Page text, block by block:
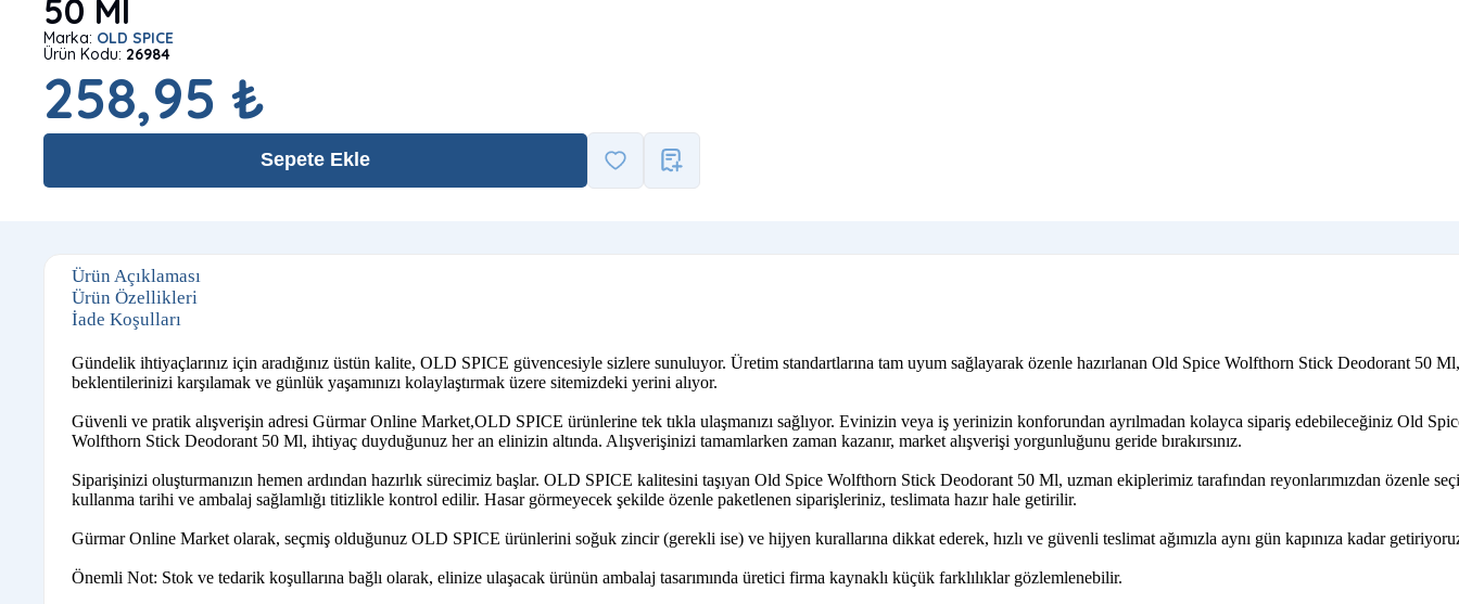
50 Ml
Marka: OLD SPICE
Ürün Kodu: 26984
258,95 ₺
Sepete Ekle
Ürün Açıklaması
Ürün Özellikleri
İade Koşulları
Gündelik ihtiyaçlarınız için aradığınız üstün kalite, OLD SPICE güvencesiyle sizlere sunuluyor. Üretim standartlarına tam uyum sağlayarak özenle hazırlanan Old Spice Wolfthorn Stick Deodorant 50 Ml,
beklentilerinizi karşılamak ve günlük yaşamınızı kolaylaştırmak üzere sitemizdeki yerini alıyor.
Güvenli ve pratik alışverişin adresi Gürmar Online Market,OLD SPICE ürünlerine tek tıkla ulaşmanızı sağlıyor. Evinizin veya iş yerinizin konforundan ayrılmadan kolayca sipariş edebileceğiniz Old
Wolfthorn Stick Deodorant 50 Ml, ihtiyaç duyduğunuz her an elinizin altında. Alışverişinizi tamamlarken zaman kazanır, market alışverişi yorgunluğunu geride bırakırsınız.
Siparişinizi oluşturmanızın hemen ardından hazırlık sürecimiz başlar. OLD SPICE kalitesini taşıyan Old Spice Wolfthorn Stick Deodorant 50 Ml, uzman ekiplerimiz tarafından reyonlarımızdan özenle
kullanma tarihi ve ambalaj sağlamlığı titizlikle kontrol edilir. Hasar görmeyecek şekilde özenle paketlenen siparişleriniz, teslimata hazır hale getirilir.
Gürmar Online Market olarak, seçmiş olduğunuz OLD SPICE ürünlerini soğuk zincir (gerekli ise) ve hijyen kurallarına dikkat ederek, hızlı ve güvenli teslimat ağımızla aynı gün kapınıza kadar
Önemli Not: Stok ve tedarik koşullarına bağlı olarak, elinize ulaşacak ürünün ambalaj tasarımında üretici firma kaynaklı küçük farklılıklar gözlemlenebilir.